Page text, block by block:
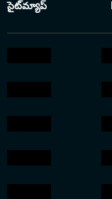
సైట్‌మ్యాప్